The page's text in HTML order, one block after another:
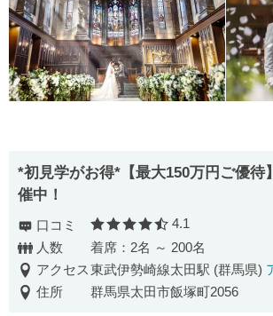
*初見学がお得*【最大150万円ご優待
催中！
口コミ 口コミ評価
4.1
人数
着席：2名 ～ 200名
アクセス東武伊勢崎線太田駅 (群馬県)
住所
群馬県太田市飯塚町2056